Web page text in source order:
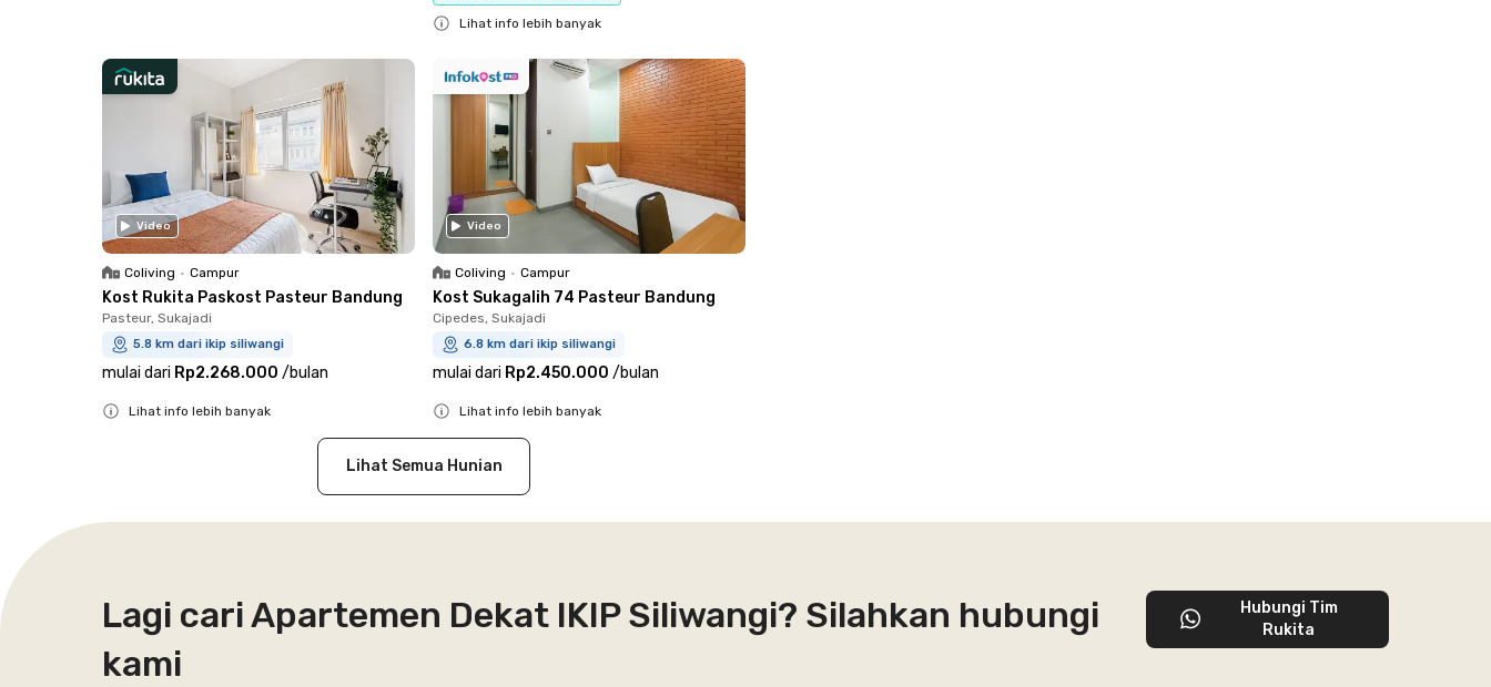
Lihat info lebih banyak
Video
Coliving • Campur
Kost Rukita Paskost Pasteur Bandung
Pasteur, Sukajadi
5.8 km dari ikip siliwangi
mulai dari Rp2.268.000 /bulan
Lihat info lebih banyak
Video
Coliving • Campur
Kost Sukagalih 74 Pasteur Bandung
Cipedes, Sukajadi
6.8 km dari ikip siliwangi
mulai dari Rp2.450.000 /bulan
Close
Lihat info lebih banyak
Lihat Semua Hunian
Lagi cari Apartemen Dekat IKIP Siliwangi? Silahkan hubungi
kami
Hubungi Tim
Rukita